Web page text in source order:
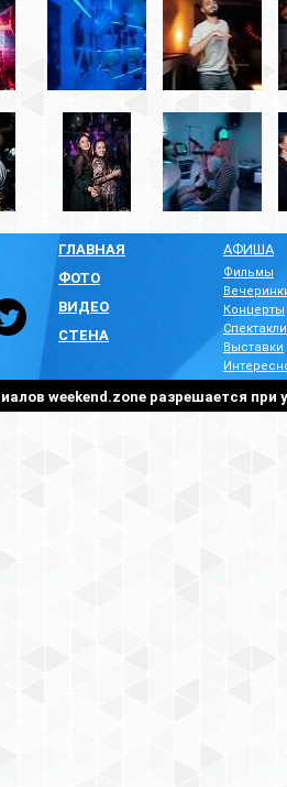
ГЛАВНАЯ
ФОТО
ВИДЕО
СТЕНА
АФИША
Фильмы
Концерты
Спектакли
Выставки
weekend.zone разрешается